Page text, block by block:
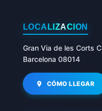
LOCALIZACIÓN
Gran Via de les Corts
Barcelona 08014
CÓMO LLEGAR